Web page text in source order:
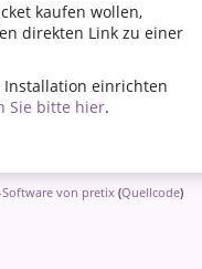
kaufen wollen,
direkten Link zu einer
Installation einrichten
Sie bitte hier.
von pretix(Quellcode)